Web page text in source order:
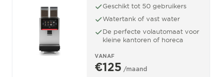
Geschikt tot 50 gebruikers
Watertank of vast water
De perfecte volautomaat voor
kleine kantoren of horeca
VANAF
€125 /maand